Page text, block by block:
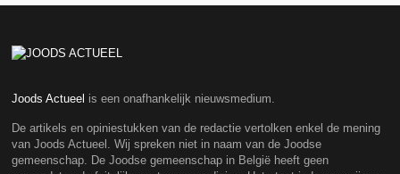
Joods Actueel is een onafhankelijk nieuwsmedium.
De artikels en opiniestukken van de redactie vertolken enkel de mening
van Joods Actueel. Wij spreken niet in naam van de Joodse
gemeenschap. De Joodse gemeenschap in België heeft geen